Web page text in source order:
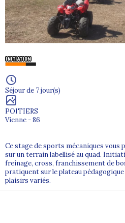
Séjour de 7 jour(s)
POITIERS
Vienne - 86
Ce stage de sports mécaniques
sur un terrain labellisé au quad.
freinage, cross, franchissement de
pratiquent sur le plateau
plaisirs variés.